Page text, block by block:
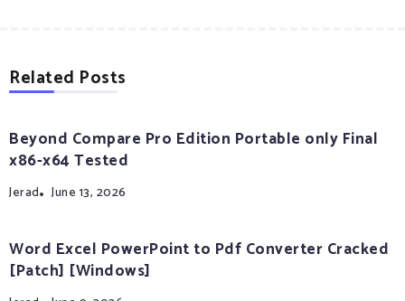
Related Posts
Beyond Compare Pro Edition Portable only Final
x86-x64 Tested
Jerad June 13, 2026
Word Excel PowerPoint to Pdf Converter Cracked
[Patch] [Windows]